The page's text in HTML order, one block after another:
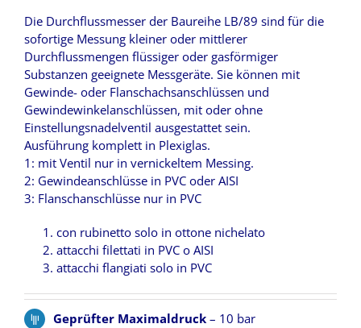
Die Durchflussmesser der Baureihe LB/89 sind für die
sofortige Messung kleiner oder mittlerer
Durchflussmengen flüssiger oder gasförmiger
Substanzen geeignete Messgeräte. Sie können mit
Gewinde- oder Flanschachsanschlüssen und
Gewindewinkelanschlüssen, mit oder ohne
Einstellungsnadelventil ausgestattet sein.
Ausführung komplett in Plexiglas.
1: mit Ventil nur in vernickeltem Messing.
2: Gewindeanschlüsse in PVC oder AISI
3: Flanschanschlüsse nur in PVC
con rubinetto solo in ottone nichelato
attacchi filettati in PVC o AISI
attacchi flangiati solo in PVC
Geprüfter Maximaldruck – 10 bar